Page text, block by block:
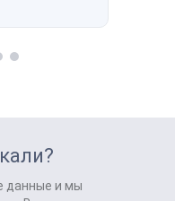
данные и мы